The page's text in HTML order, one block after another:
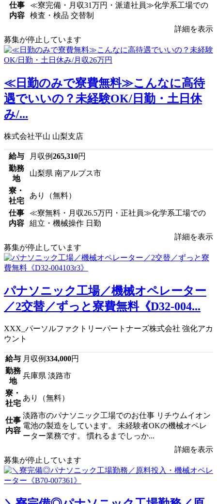
仕事
内容
≪寮完備・月収31万円・派遣社員≫化学系工場での
検査・検品 交替制
詳細を表示
募集が停止しています
≪日勤のみで寮費無料≫こんなに高待
遇でいいの？未経験OK/日勤・土日休
み/...
株式会社平山 山梨支店
給与 月収例265,310円
勤務
地
山梨県 南アルプス市
寮・
社宅
あり（無料）
仕事
内容
≪寮無料・月収26.5万円・正社員≫化学系工場での
組立・機械操作 日勤
詳細を表示
募集が停止しています
パナソニック工場／機械オペレーター
／2交替／ずっと寮費無料《D32-004...
XXX_パーソルファクトリーパートナーズ株式会社 強化アカ
ウント
給与 月収例334,000円
勤務
地
兵庫県 淡路市
寮・
社宅
あり（無料）
仕事
内容
淡路市のパナソニック工場でのお仕事 リチウムイオン
電池の製造をしています。 未経験者OKの機械オペレ
ーター業務です。 慣れるまでしっか...
詳細を表示
募集が停止しています